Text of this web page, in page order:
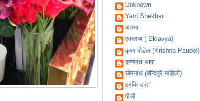
Unknown
Yatri Shekhar
आश्मा
एकलव्य ( Eklavya)
कृष्ण पौडेल (Krishna Paudel)
कृष्णपक्ष थापा
खेमनाथ (बन्दिपुरे माहिलो)
ठरकि दादा
पीजी